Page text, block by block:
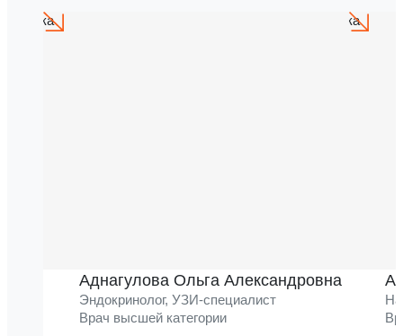
Аднагулова Ольга Александровна
Эндокринолог, УЗИ-специалист
Врач высшей категории